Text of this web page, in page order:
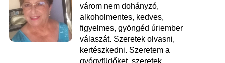
várom nem dohányzó,
alkoholmentes, kedves,
figyelmes, gyöngéd úriember
válaszát. Szeretek olvasni,
kertészkedni. Szeretem a
gyógyfüdőket, szeretek